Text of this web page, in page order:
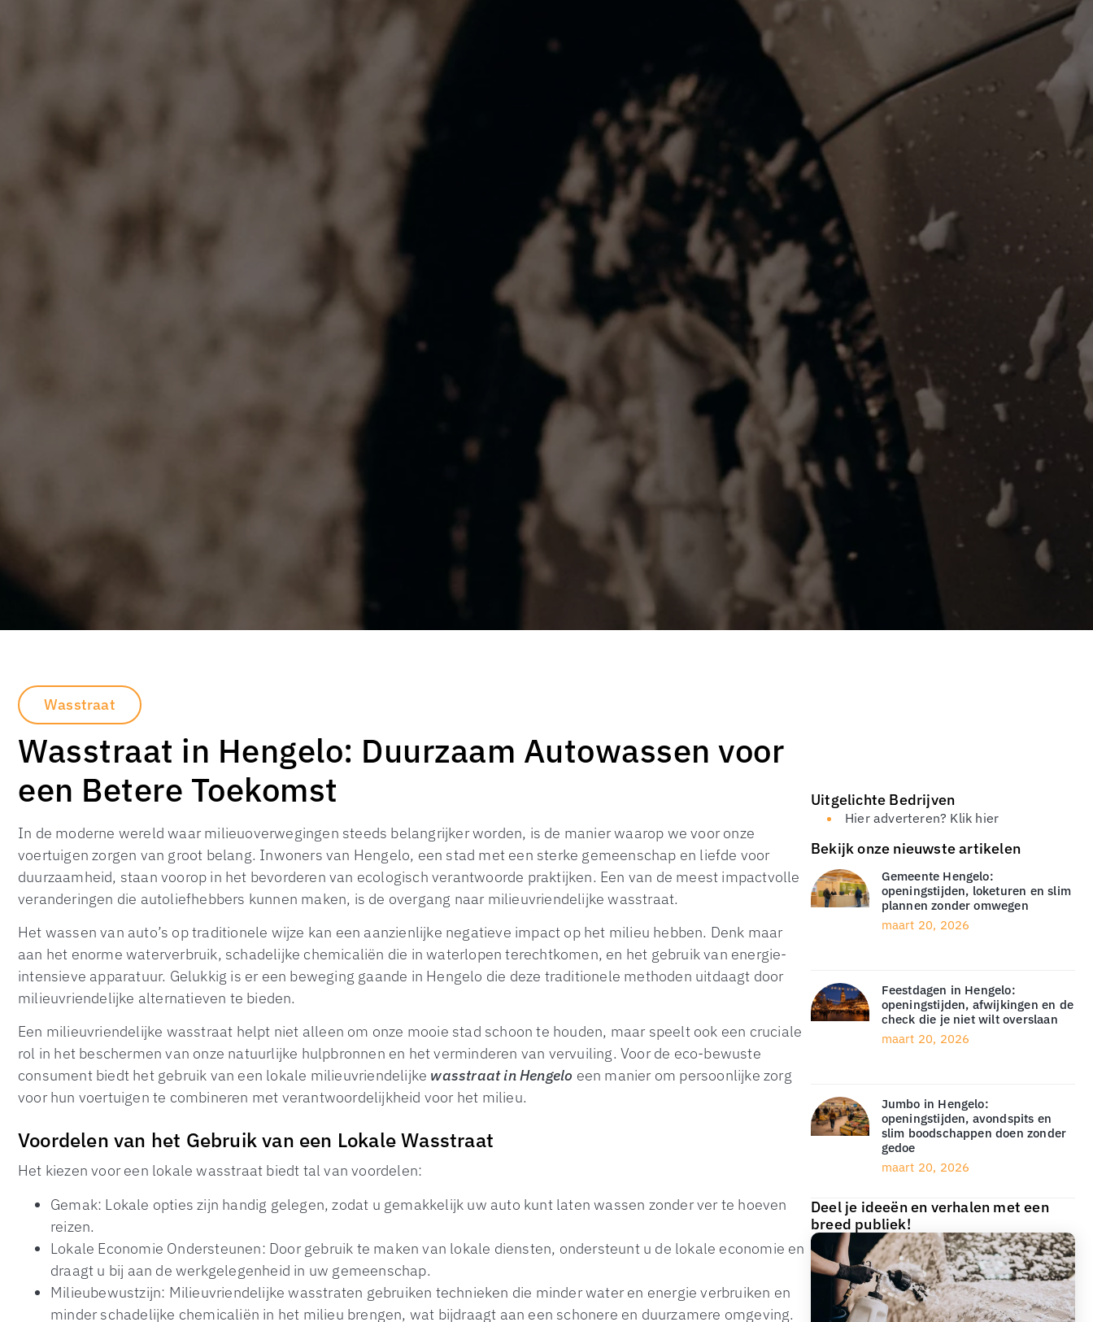
Wasstraat
Wasstraat in Hengelo: Duurzaam Autowassen voor
een Betere Toekomst
In de moderne wereld waar milieuoverwegingen steeds belangrijker worden, is de manier waarop we voor onze
voertuigen zorgen van groot belang. Inwoners van Hengelo, een stad met een sterke gemeenschap en liefde voor
duurzaamheid, staan voorop in het bevorderen van ecologisch verantwoorde praktijken. Een van de meest impactvolle
veranderingen die autoliefhebbers kunnen maken, is de overgang naar milieuvriendelijke wasstraat.
Het wassen van auto’s op traditionele wijze kan een aanzienlijke negatieve impact op het milieu hebben. Denk maar
aan het enorme waterverbruik, schadelijke chemicaliën die in waterlopen terechtkomen, en het gebruik van energie-
intensieve apparatuur. Gelukkig is er een beweging gaande in Hengelo die deze traditionele methoden uitdaagt door
milieuvriendelijke alternatieven te bieden.
Een milieuvriendelijke wasstraat helpt niet alleen om onze mooie stad schoon te houden, maar speelt ook een cruciale
rol in het beschermen van onze natuurlijke hulpbronnen en het verminderen van vervuiling. Voor de eco-bewuste
consument biedt het gebruik van een lokale milieuvriendelijke wasstraat in Hengelo een manier om persoonlijke zorg
voor hun voertuigen te combineren met verantwoordelijkheid voor het milieu.
Voordelen van het Gebruik van een Lokale Wasstraat
Het kiezen voor een lokale wasstraat biedt tal van voordelen:
Gemak: Lokale opties zijn handig gelegen, zodat u gemakkelijk uw auto kunt laten wassen zonder ver te hoeven
reizen.
Lokale Economie Ondersteunen: Door gebruik te maken van lokale diensten, ondersteunt u de lokale economie en
draagt u bij aan de werkgelegenheid in uw gemeenschap.
Milieubewustzijn: Milieuvriendelijke wasstraten gebruiken technieken die minder water en energie verbruiken en
minder schadelijke chemicaliën in het milieu brengen, wat bijdraagt aan een schonere en duurzamere omgeving.
Uitgelichte Bedrijven
Hier adverteren? Klik hier
Bekijk onze nieuwste artikelen
Gemeente Hengelo:
openingstijden, loketuren en slim
plannen zonder omwegen
maart 20, 2026
Feestdagen in Hengelo:
openingstijden, afwijkingen en de
check die je niet wilt overslaan
maart 20, 2026
Jumbo in Hengelo:
openingstijden, avondspits en
slim boodschappen doen zonder
gedoe
maart 20, 2026
Deel je ideeën en verhalen met een
breed publiek!